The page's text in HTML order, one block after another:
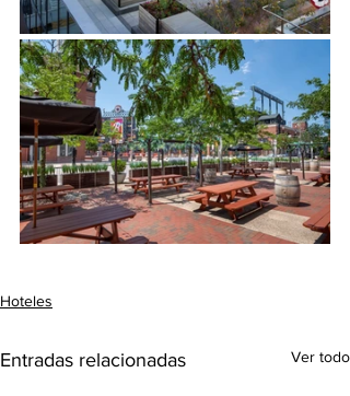
Hoteles
Entradas relacionadas Ver todo